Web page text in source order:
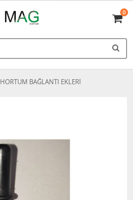
0
HORTUM BAĞLANTI EKLERİ